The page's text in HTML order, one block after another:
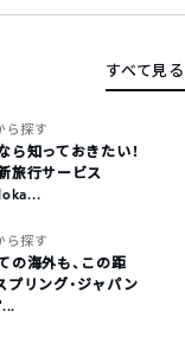
すべて見る
ら探す
ら知っておきたい！
旅行サービス
ら探す
の海外も、この距
プリング・ジャパン